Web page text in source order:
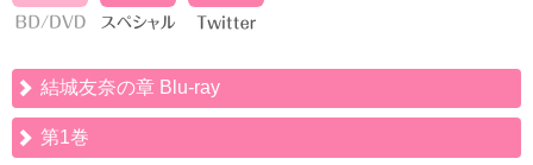
結城友奈の章 Blu-ray
第1巻